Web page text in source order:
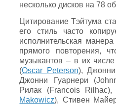
несколько дисков на 78
Цитирование Тэйтума
его стиль часто
исполнительская
прямого повторения,
музыкантов – в их
(Oscar Peterson),
Джонни Гуарнери
Рилак (Francois
Makowicz), Стивен